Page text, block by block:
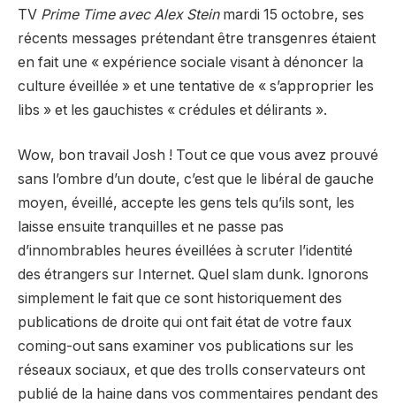
TV Prime Time avec Alex Steinmardi 15 octobre, ses
récents messages prétendant être transgenres étaient
en fait une « expérience sociale visant à dénoncer la
culture éveillée » et une tentative de « s’approprier les
libs » et les gauchistes « crédules et délirants ».
Wow, bon travail Josh ! Tout ce que vous avez prouvé
sans l’ombre d’un doute, c’est que le libéral de gauche
moyen, éveillé, accepte les gens tels qu’ils sont, les
laisse ensuite tranquilles et ne passe pas
d’innombrables heures éveillées à scruter l’identité
des étrangers sur Internet. Quel slam dunk. Ignorons
simplement le fait que ce sont historiquement des
publications de droite qui ont fait état de votre faux
coming-out sans examiner vos publications sur les
réseaux sociaux, et que des trolls conservateurs ont
publié de la haine dans vos commentaires pendant des